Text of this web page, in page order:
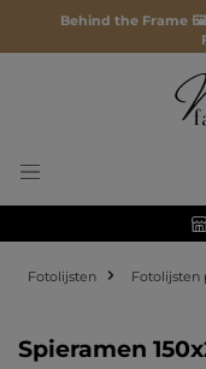
Behind the Frame 🖼️
Fotolijsten Fotolijsten
Spieramen